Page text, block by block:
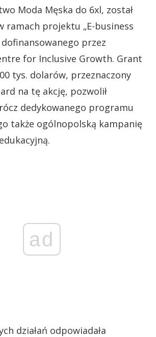
Moda Męska do 6xl, został
ramach projektu „E-business
dofinansowanego przez
for Inclusive Growth. Grant
tys. dolarów, przeznaczony
na tę akcję, pozwolił
dedykowanego programu
także ogólnopolską kampanię
ad
działań odpowiadała